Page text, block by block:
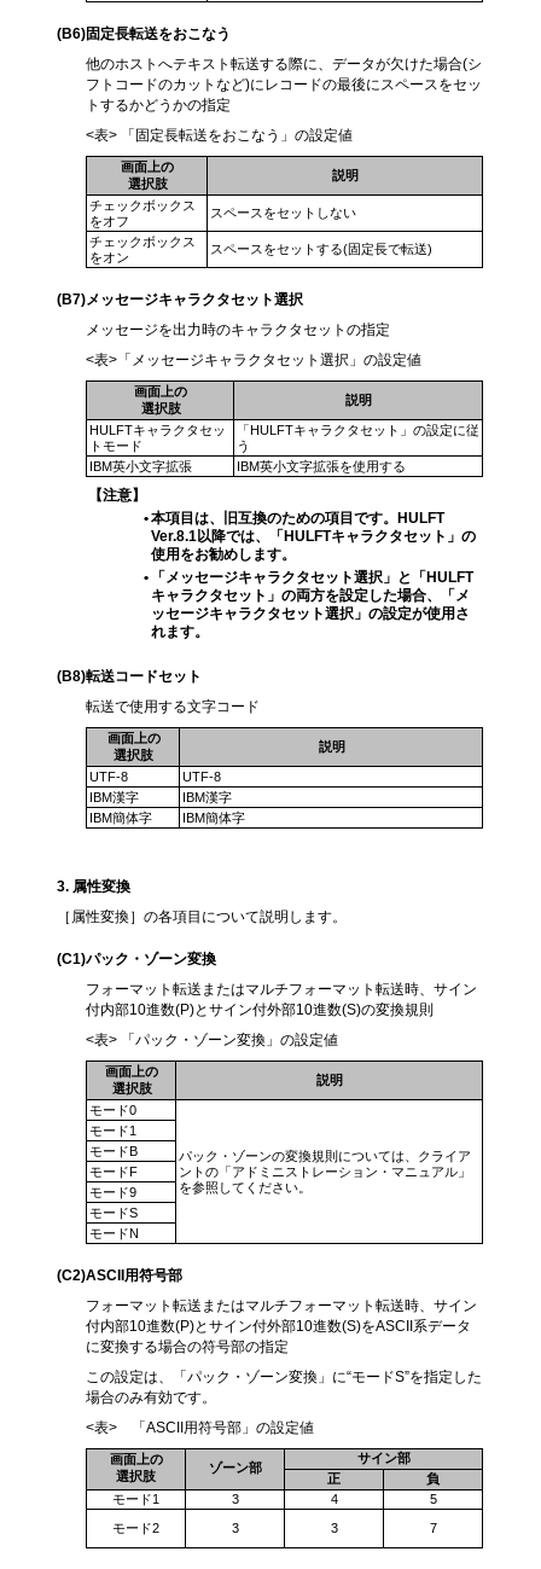
(B6)固定長転送をおこなう
他のホストへテキスト転送する際に、データが欠けた場合(シ
フトコードのカットなど)にレコードの最後にスペースをセッ
トするかどうかの指定
<表> 「固定長転送をおこなう」の設定値
画面上の
選択肢
説明
チェックボックス
をオフ
スペースをセットしない
チェックボックス
をオン
スペースをセットする(固定長で転送)
(B7)メッセージキャラクタセット選択
メッセージを出力時のキャラクタセットの指定
<表>「メッセージキャラクタセット選択」の設定値
画面上の
選択肢
説明
HULFTキャラクタセッ
トモード
「HULFTキャラクタセット」の設定に従
う
IBM英小文字拡張
IBM英小文字拡張を使用する
【注意】
•本項目は、旧互換のための項目です。HULFT
Ver.8.1以降では、「HULFTキャラクタセット」の
使用をお勧めします。
•
「メッセージキャラクタセット選択」と「HULFT
キャラクタセット」の両方を設定した場合、「メ
ッセージキャラクタセット選択」の設定が使用さ
れます。
(B8)転送コードセット
転送で使用する文字コード
画面上の
選択肢
説明
UTF-8
UTF-8
IBM漢字
IBM漢字
IBM簡体字
IBM簡体字
3. 属性変換
［属性変換］の各項目について説明します。
(C1)パック・ゾーン変換
フォーマット転送またはマルチフォーマット転送時、サイン
付内部10進数(P)とサイン付外部10進数(S)の変換規則
<表> 「パック・ゾーン変換」の設定値
画面上の
選択肢
説明
モード0
パック・ゾーンの変換規則については、クライア
ントの「アドミニストレーション・マニュアル」
を参照してください。
モード1
モードB
モードF
モード9
モードS
モードN
(C2)ASCII用符号部
フォーマット転送またはマルチフォーマット転送時、サイン
付内部10進数(P)とサイン付外部10進数(S)をASCII系データ
に変換する場合の符号部の指定
この設定は、「パック・ゾーン変換」に“モードS”を指定した
場合のみ有効です。
<表> 「ASCII用符号部」の設定値
画面上の
選択肢
ゾーン部
サイン部
正
負
モード1
3 4
5
モード2
3 3 7